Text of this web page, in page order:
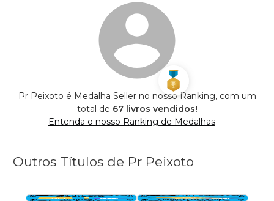
Pr Peixoto é Medalha Seller no nosso Ranking, com um
total de 67 livros vendidos!
Entenda o nosso Ranking de Medalhas
Outros Títulos de Pr Peixoto